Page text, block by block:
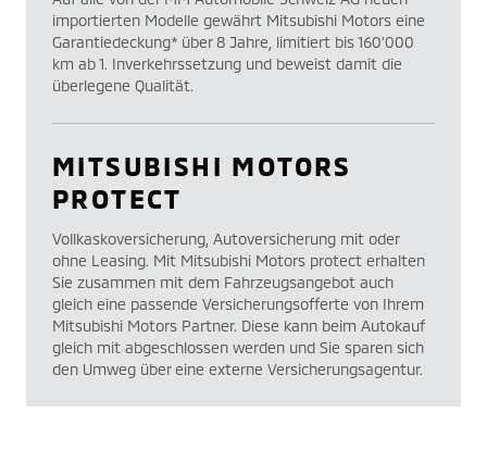
importierten Modelle gewährt Mitsubishi Motors eine
Garantiedeckung* über 8 Jahre, limitiert bis 160’000
km ab 1. Inverkehrssetzung und beweist damit die
überlegene Qualität.
MITSUBISHI MOTORS
PROTECT
Vollkaskoversicherung, Autoversicherung mit oder
ohne Leasing. Mit Mitsubishi Motors protect erhalten
Sie zusammen mit dem Fahrzeugsangebot auch
gleich eine passende Versicherungsofferte von Ihrem
Mitsubishi Motors Partner. Diese kann beim Autokauf
gleich mit abgeschlossen werden und Sie sparen sich
den Umweg über eine externe Versicherungsagentur.